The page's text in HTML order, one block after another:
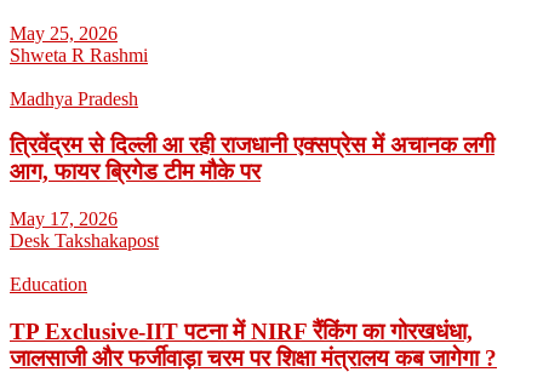
May 25, 2026
Shweta R Rashmi
Madhya Pradesh
त्रिवेंद्रम से दिल्ली आ रही राजधानी एक्सप्रेस में अचानक लगी
आग, फायर ब्रिगेड टीम मौके पर
May 17, 2026
Desk Takshakapost
Education
TP Exclusive-IIT पटना में NIRF रैंकिंग का गोरखधंधा,
जालसाजी और फर्जीवाड़ा चरम पर शिक्षा मंत्रालय कब जागेगा ?